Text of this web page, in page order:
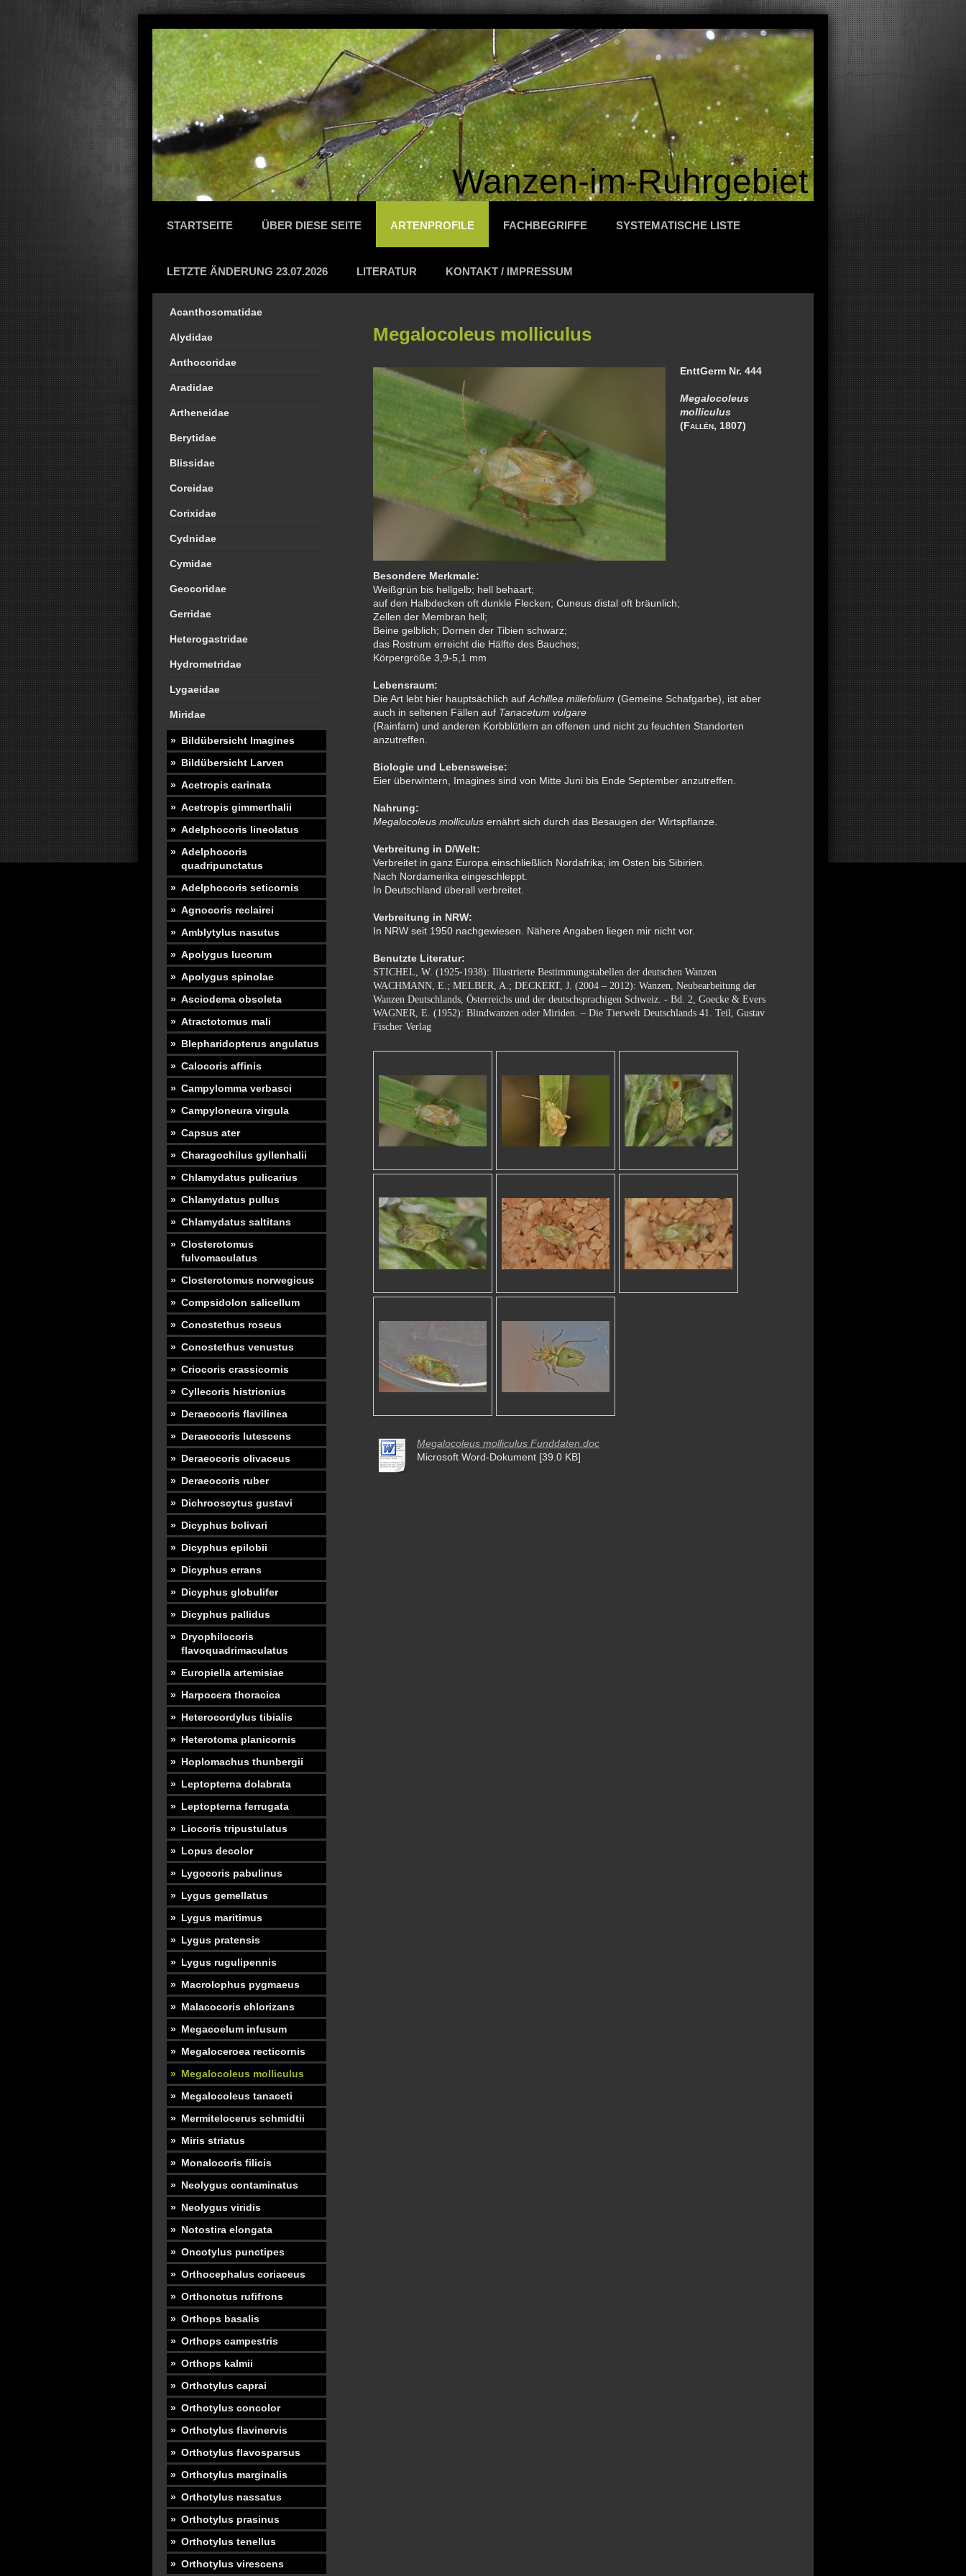
Wanzen-im-Ruhrgebiet
STARTSEITE ÜBER DIESE SEITE ARTENPROFILE FACHBEGRIFFE SYSTEMATISCHE LISTE
LETZTE ÄNDERUNG 23.07.2026 LITERATUR KONTAKT / IMPRESSUM
Megalocoleus molliculus
EnttGerm Nr. 444
Megalocoleus
molliculus
(Fallén, 1807)
Besondere Merkmale:
Weißgrün bis hellgelb; hell behaart;
auf den Halbdecken oft dunkle Flecken; Cuneus distal oft bräunlich;
Zellen der Membran hell;
Beine gelblich; Dornen der Tibien schwarz;
das Rostrum erreicht die Hälfte des Bauches;
Körpergröße 3,9-5,1 mm
Lebensraum:
Die Art lebt hier hauptsächlich aufAchillea millefolium (Gemeine Schafgarbe), ist aber
auch in seltenen Fällen auf Tanacetum vulgare
(Rainfarn) und anderen Korbblütlern an offenen und nicht zu feuchten Standorten
anzutreffen.
Biologie und Lebensweise:
Eier überwintern, Imagines sind von Mitte Juni bis Ende September anzutreffen.
Nahrung:
Megalocoleus molliculus ernährt sich durch das Besaugen der Wirtspflanze.
Verbreitung in D/Welt:
Verbreitet in ganz Europa einschließlich Nordafrika; im Osten bis Sibirien.
Nach Nordamerika eingeschleppt.
In Deutschland überall verbreitet.
Verbreitung in NRW:
In NRW seit 1950 nachgewiesen. Nähere Angaben liegen mir nicht vor.
Benutzte Literatur:
STICHEL, W. (1925-1938): Illustrierte Bestimmungstabellen der deutschen Wanzen
WACHMANN, E.; MELBER, A.; DECKERT, J. (2004 – 2012): Wanzen, Neubearbeitung der
Wanzen Deutschlands, Österreichs und der deutschsprachigen Schweiz. - Bd. 2, Goecke & Evers
WAGNER, E. (1952): Blindwanzen oder Miriden. – Die Tierwelt Deutschlands 41. Teil, Gustav
Fischer Verlag
Megalocoleus molliculus Funddaten.doc
Microsoft Word-Dokument [39.0 KB]
Acanthosomatidae
Alydidae
Anthocoridae
Aradidae
Artheneidae
Berytidae
Blissidae
Coreidae
Corixidae
Cydnidae
Cymidae
Geocoridae
Gerridae
Heterogastridae
Hydrometridae
Lygaeidae
Miridae
Bildübersicht Imagines
Bildübersicht Larven
Acetropis carinata
Acetropis gimmerthalii
Adelphocoris lineolatus
Adelphocoris
quadripunctatus
Adelphocoris seticornis
Agnocoris reclairei
Amblytylus nasutus
Apolygus lucorum
Apolygus spinolae
Asciodema obsoleta
Atractotomus mali
Blepharidopterus angulatus
Calocoris affinis
Campylomma verbasci
Campyloneura virgula
Capsus ater
Charagochilus gyllenhalii
Chlamydatus pulicarius
Chlamydatus pullus
Chlamydatus saltitans
Closterotomus
fulvomaculatus
Closterotomus norwegicus
Compsidolon salicellum
Conostethus roseus
Conostethus venustus
Criocoris crassicornis
Cyllecoris histrionius
Deraeocoris flavilinea
Deraeocoris lutescens
Deraeocoris olivaceus
Deraeocoris ruber
Dichrooscytus gustavi
Dicyphus bolivari
Dicyphus epilobii
Dicyphus errans
Dicyphus globulifer
Dicyphus pallidus
Dryophilocoris
flavoquadrimaculatus
Europiella artemisiae
Harpocera thoracica
Heterocordylus tibialis
Heterotoma planicornis
Hoplomachus thunbergii
Leptopterna dolabrata
Leptopterna ferrugata
Liocoris tripustulatus
Lopus decolor
Lygocoris pabulinus
Lygus gemellatus
Lygus maritimus
Lygus pratensis
Lygus rugulipennis
Macrolophus pygmaeus
Malacocoris chlorizans
Megacoelum infusum
Megaloceroea recticornis
Megalocoleus molliculus
Megalocoleus tanaceti
Mermitelocerus schmidtii
Miris striatus
Monalocoris filicis
Neolygus contaminatus
Neolygus viridis
Notostira elongata
Oncotylus punctipes
Orthocephalus coriaceus
Orthonotus rufifrons
Orthops basalis
Orthops campestris
Orthops kalmii
Orthotylus caprai
Orthotylus concolor
Orthotylus flavinervis
Orthotylus flavosparsus
Orthotylus marginalis
Orthotylus nassatus
Orthotylus prasinus
Orthotylus tenellus
Orthotylus virescens